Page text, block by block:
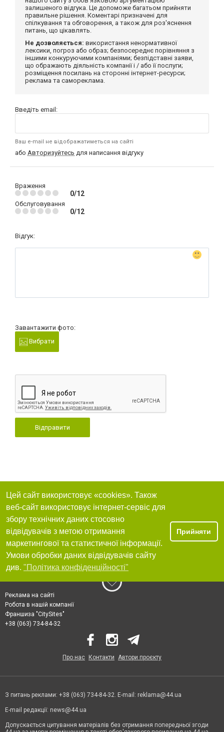
залишеного відгука. Це допоможе багатьом прийняти
правильне рішення. Коментарі призначені для
спілкування та обговорення, а також для роз'яснення
питань, що цікавлять.
Не дозволяється: використання ненормативної
лексики, погроз або образ; безпосереднє порівняння з
іншими конкуруючими компаніями; безпідставні заяви,
що ображають діяльність компанії і / або її послуги;
розміщення посилань на сторонні інтернет-ресурси;
реклама та самореклама.
Введіть email:
Ваш e-mail не відображатиметься на сайті
або Авторизуйтесь для написання відгуку
Враження
0/12
Обслуговування
0/12
Відгук:
Завантажити фото:
Вибрати
Відправити
Цей сайт використовує «cookies». Також
веб-сайт використовує інтернет-сервіс для
збору технічних даних стосовно
відвідувачів з метою отримання
маркетингової та статистичної інформації.
Умови обробки даних відвідувачів сайту
див. "Політика конфіденційності"
Прийняти
Реклама на сайті
Робота в нашій компанії
Франшиза "CitySites"
+38 (063) 734-84-32
Про нас Контакти Автори проєкту
З питань реклами: +38 (063) 734-84-32. E-mail: reklama@44.ua
E-mail редакції: news@44.ua
Допускається цитування матеріалів без отримання попередньої згоди